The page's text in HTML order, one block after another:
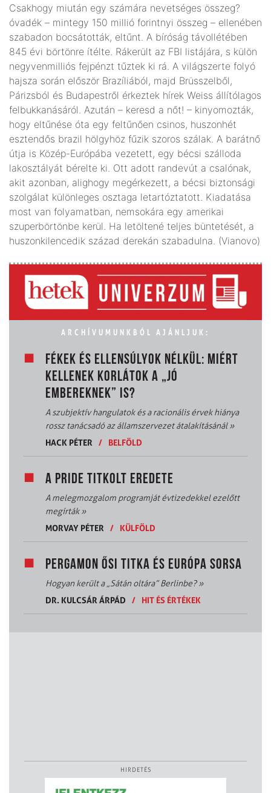
Csakhogy miután egy számára nevetséges összeg?
óvadék – mintegy 150 millió forintnyi összeg – ellenében
szabadon bocsátották, eltűnt. A bíróság távollétében
845 évi börtönre ítélte. Rákerült az FBI listájára, s külön
negyvenmilliós fejpénzt tűztek ki rá. A világszerte folyó
hajsza során először Brazíliából, majd Brüsszelből,
Párizsból és Budapestről érkeztek hírek Weiss állítólagos
felbukkanásáról. Azután – keresd a nőt! – kinyomozták,
hogy eltűnése óta egy feltűnően csinos, huszonhét
esztendős brazil hölgyhöz fűzik szoros szálak. A barátnő
útja is Közép-Európába vezetett, egy bécsi szálloda
lakosztályát bérelte ki. Ott adott randevút a csalónak,
akit azonban, alighogy megérkezett, a bécsi biztonsági
szolgálat különleges osztaga letartóztatott. Kiadatása
most van folyamatban, nemsokára egy amerikai
szuperbörtönbe kerül. Ha letöltené teljes büntetését, a
huszonkilencedik század derekán szabadulna. (Vianovo)
ARCHÍVUMUNKBÓL AJÁNLJUK:
FÉKEK ÉS ELLENSÚLYOK NÉLKÜL: MIÉRT
KELLENEK KORLÁTOK A „JÓ
EMBEREKNEK” IS?
A szubjektív hangulatok és a racionális érvek hiánya
rossz tanácsadó az államszervezet átalakításánál»
HACK PÉTER
/ BELFÖLD
A PRIDE TITKOLT EREDETE
A melegmozgalom programját évtizedekkel ezelőtt
megírták»
MORVAY PÉTER
/ KÜLFÖLD
PERGAMON ŐSI TITKA ÉS EURÓPA SORSA
Hogyan került a „Sátán oltára” Berlinbe?»
DR. KULCSÁR ÁRPÁD
/ HIT ÉS ÉRTÉKEK
HIRDETÉS